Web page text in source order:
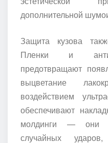
дополнительной
Защита кузова
Пленки и
предотвращают
выцветание
воздействием
обеспечивают
молдинги — они
случайных